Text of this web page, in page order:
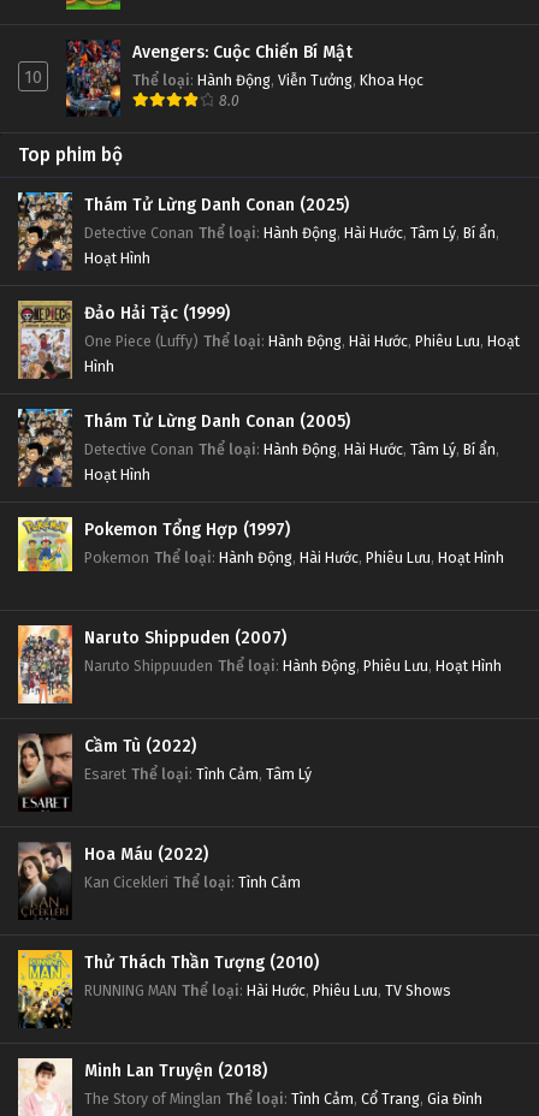
10
Avengers: Cuộc Chiến Bí Mật
Thể loại: Hành Động, Viễn Tưởng, Khoa Học
8.0
Top phim bộ
Thám Tử Lừng Danh Conan (2025)
Detective Conan Thể loại: Hành Động, Hài Hước, Tâm Lý, Bí ẩn,
Hoạt Hình
Đảo Hải Tặc (1999)
One Piece (Luffy) Thể loại: Hành Động, Hài Hước, Phiêu Lưu, Hoạt
Hình
Thám Tử Lừng Danh Conan (2005)
Detective Conan Thể loại: Hành Động, Hài Hước, Tâm Lý, Bí ẩn,
Hoạt Hình
Pokemon Tổng Hợp (1997)
Pokemon Thể loại: Hành Động, Hài Hước, Phiêu Lưu, Hoạt Hình
Naruto Shippuden (2007)
Naruto Shippuuden Thể loại: Hành Động, Phiêu Lưu, Hoạt Hình
Cầm Tù (2022)
Esaret Thể loại: Tình Cảm, Tâm Lý
Hoa Máu (2022)
Kan Cicekleri Thể loại: Tình Cảm
Thử Thách Thần Tượng (2010)
RUNNING MAN Thể loại: Hài Hước, Phiêu Lưu, TV Shows
Minh Lan Truyện (2018)
The Story of Minglan Thể loại: Tình Cảm, Cổ Trang, Gia Đình